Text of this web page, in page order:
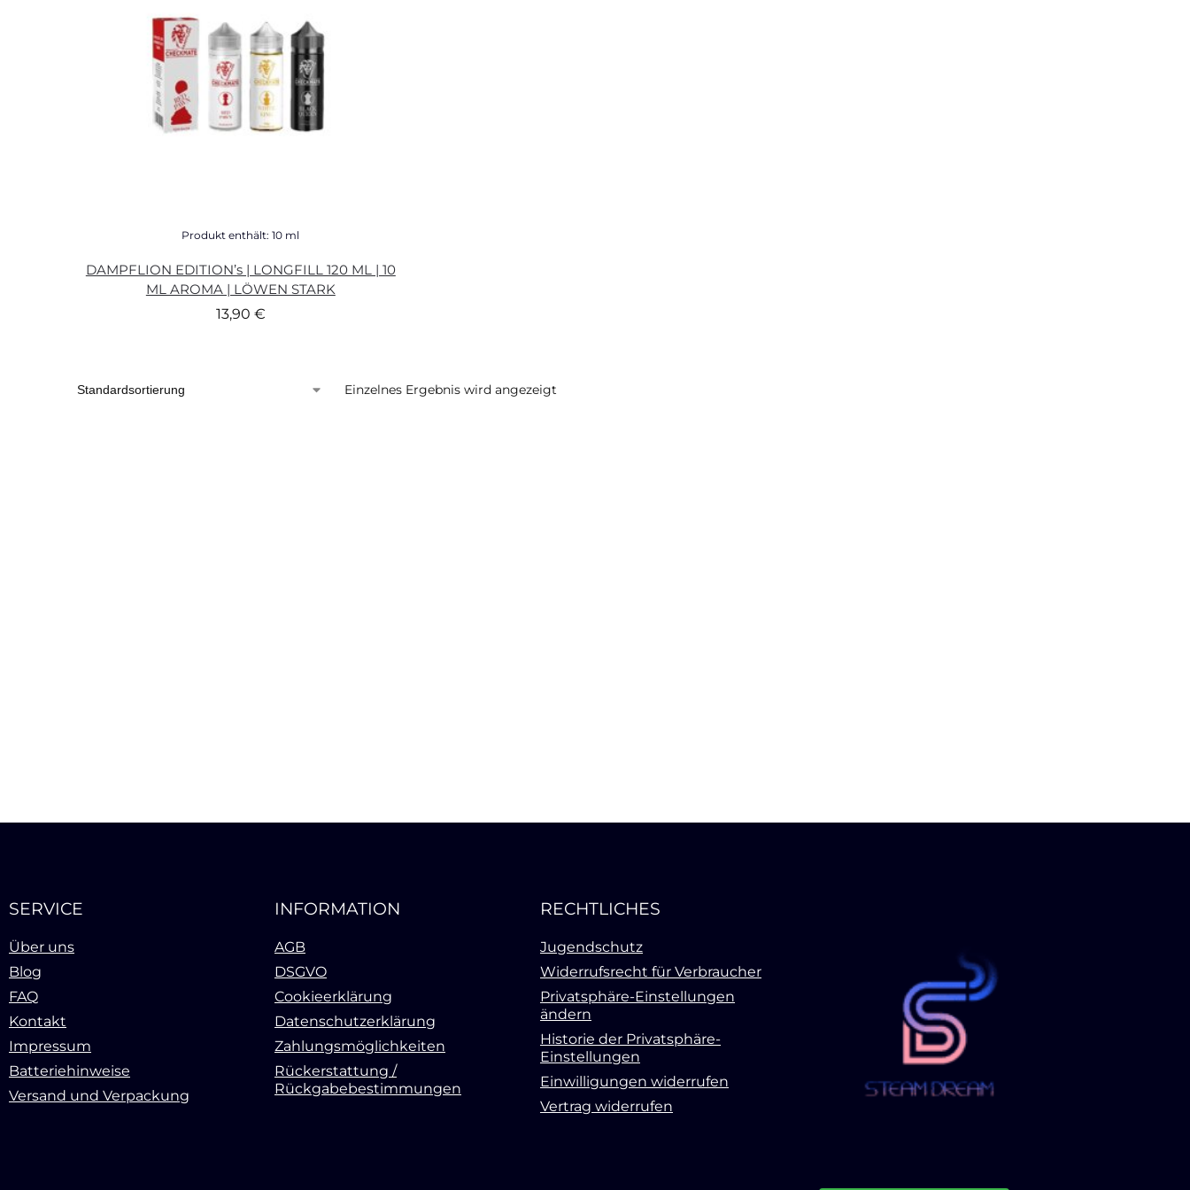
Produkt enthält: 10 ml
DAMPFLION EDITION’s | LONGFILL 120 ML | 10
ML AROMA | LÖWEN STARK
13,90 €
Einzelnes Ergebnis wird angezeigt
SERVICE
Über uns
Blog
FAQ
Kontakt
Impressum
Batteriehinweise
Versand und Verpackung
INFORMATION
AGB
DSGVO
Cookieerklärung
Datenschutzerklärung
Zahlungsmöglichkeiten
Rückerstattung /
Rückgabebestimmungen
RECHTLICHES
Jugendschutz
Widerrufsrecht für Verbraucher
Privatsphäre-Einstellungen
ändern
Historie der Privatsphäre-
Einstellungen
Einwilligungen widerrufen
Vertrag widerrufen